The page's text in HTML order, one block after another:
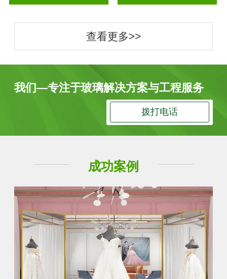
查看更多>>
我们—专注于玻璃解决方案与工程服务
拨打电话
成功案例